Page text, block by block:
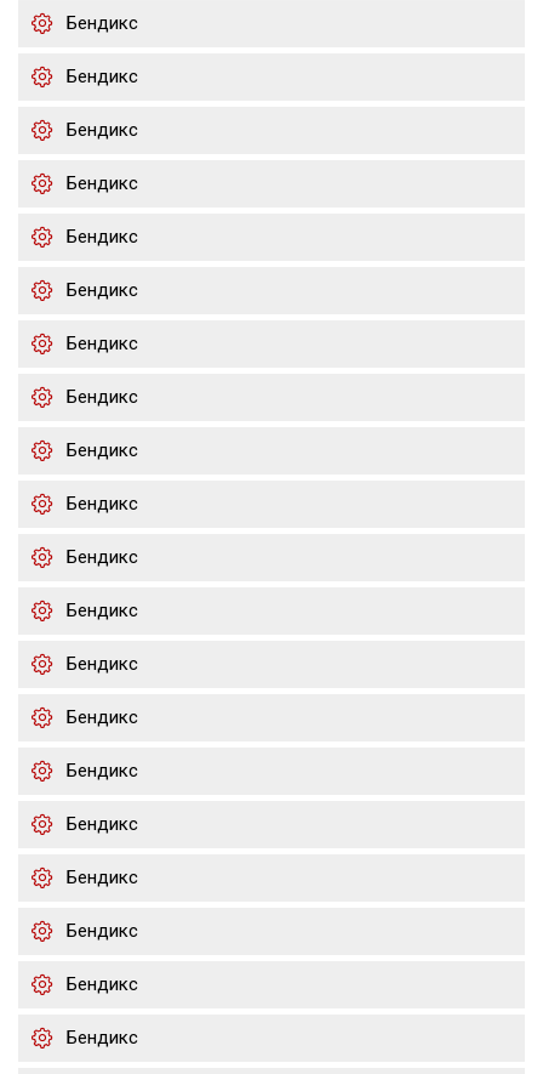
Бендикс
Бендикс
Бендикс
Бендикс
Бендикс
Бендикс
Бендикс
Бендикс
Бендикс
Бендикс
Бендикс
Бендикс
Бендикс
Бендикс
Бендикс
Бендикс
Бендикс
Бендикс
Бендикс
Бендикс